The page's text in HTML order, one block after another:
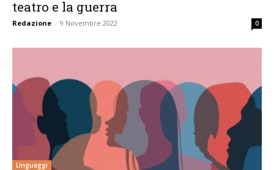
teatro e la guerra
Redazione - 9 Novembre 2022 0
Linguaggi